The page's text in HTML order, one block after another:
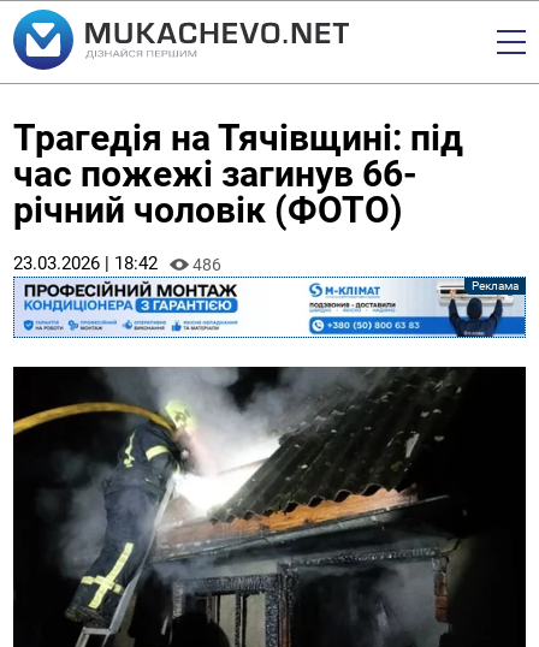
Трагедія на Тячівщині: під
час пожежі загинув 66-
річний чоловік (ФОТО)
23.03.2026 | 18:42 486